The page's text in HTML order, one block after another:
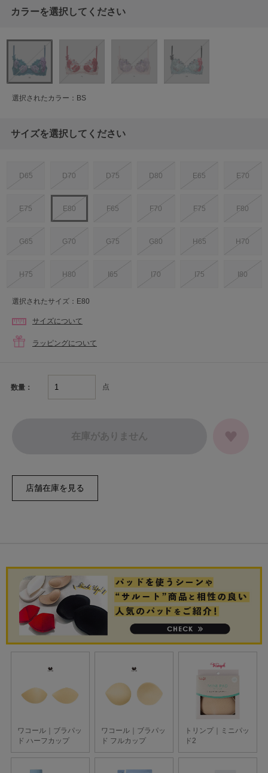
カラーを選択してください
選択されたカラー：BS
サイズを選択してください
D65 D70 D75 D80 E65 E70
E75 E80 F65 F70 F75 F80
G65 G70 G75 G80 H65 H70
H75 H80 I65 I70 I75 I80
選択されたサイズ：E80
サイズについて
ラッピングについて
数量： 点
在庫がありません